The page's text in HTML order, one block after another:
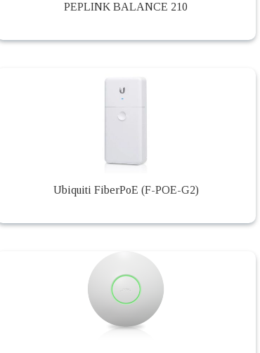
PEPLINK BALANCE 210
Ubiquiti FiberPoE (F-POE-G2)